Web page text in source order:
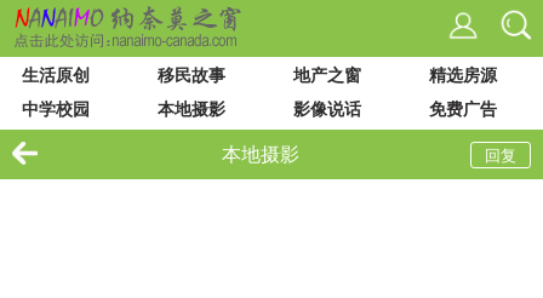
生活原创 移民故事 地产之窗
精选房源
中学校园
本地摄影 影像说话
免费广告
VIU 大学
站内搜索
回复
本地摄影